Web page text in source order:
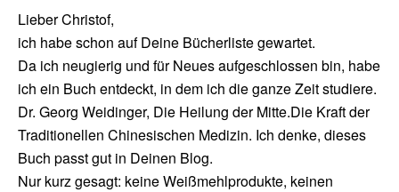
Lieber Christof,
ich habe schon auf Deine Bücherliste gewartet.
Da ich neugierig und für Neues aufgeschlossen bin, habe
ich ein Buch entdeckt, in dem ich die ganze Zeit studiere.
Dr. Georg Weidinger, Die Heilung der Mitte.Die Kraft der
Traditionellen Chinesischen Medizin. Ich denke, dieses
Buch passt gut in Deinen Blog.
Nur kurz gesagt: keine Weißmehlprodukte, keinen